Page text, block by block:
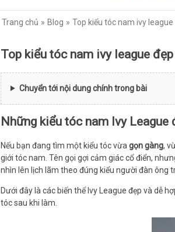
Trang chủ Blog Top kiểu tóc nam ivy
Top kiểu tóc nam ivy league
Chuyển tới nội dung chính trong bài
Những kiểu tóc nam Ivy
Nếu bạn đang tìm một kiểu tóc vừa gọn gàng,
giới tóc nam. Tên gọi gợi cảm giác cổ điển,
nhìn lên lịch lãm theo đúng kiểu người đàn ông
Dưới đây là các biến thể Ivy League đẹp và dễ
tóc sau khi làm.